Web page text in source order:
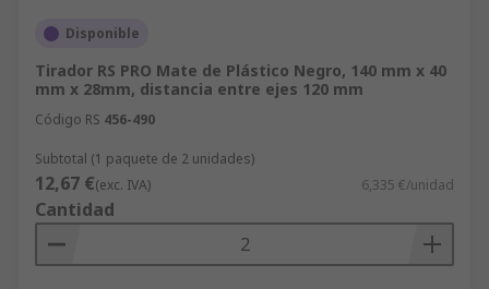
Disponible
Tirador RS PRO Mate de Plástico Negro, 140 mm x 40
mm x 28mm, distancia entre ejes 120 mm
Código RS 456-490
Subtotal (1 paquete de 2 unidades)
12,67 €(exc. IVA) 6,335 €/unidad
Cantidad